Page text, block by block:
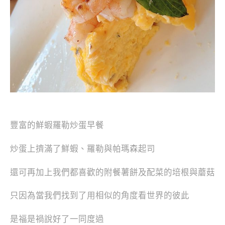
豐富的鮮蝦羅勒炒蛋早餐
炒蛋上擠滿了鮮蝦、羅勒與帕瑪森起司
還可再加上我們都喜歡的附餐薯餅及配菜的培根與蘑菇
只因為當我們找到了用相似的角度看世界的彼此
是福是禍說好了一同度過